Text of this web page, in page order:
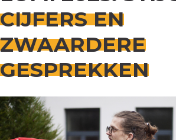
CIJFERS EN
ZWAARDERE
GESPREKKEN